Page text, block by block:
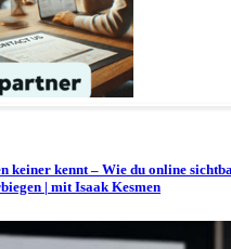
keiner kennt – Wie du online
| mit Isaak Kesmen